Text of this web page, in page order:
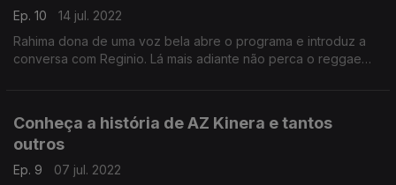
Ep. 10
14 jul. 2022
Rahima dona de uma voz bela abre o programa e introduz a
conversa com Reginio. Lá mais adiante não perca o reggae
Conheça a história de AZ Kinera e tantos
outros
Ep. 9
07 jul. 2022